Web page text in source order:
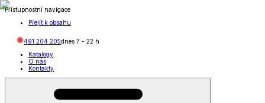
Přístupnostní navigace
Přejít k obsahu
491 204 205dnes 7 - 22 h
Katalogy
O nás
Kontakty